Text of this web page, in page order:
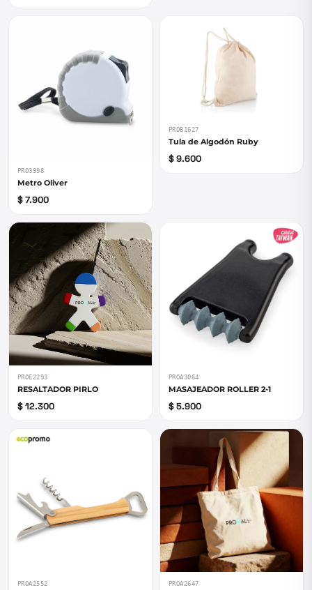
PRO3998
Metro Oliver
$ 7.900
PROB1627
Tula de Algodón Ruby
$ 9.600
PROE2293
RESALTADOR PIRLO
$ 12.300
PROA3064
MASAJEADOR ROLLER 2-1
$ 5.900
PROA2552 PROA2647